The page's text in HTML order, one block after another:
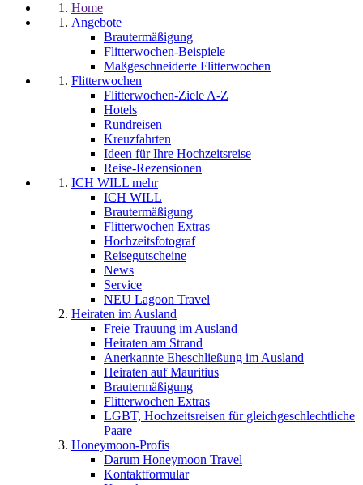
Home
Angebote
Brautermäßigung
Flitterwochen-Beispiele
Maßgeschneiderte Flitterwochen
Flitterwochen
Flitterwochen-Ziele A-Z
Hotels
Rundreisen
Kreuzfahrten
Ideen für Ihre Hochzeitsreise
Reise-Rezensionen
ICH WILL mehr
ICH WILL
Brautermäßigung
Flitterwochen Extras
Hochzeitsfotograf
Reisegutscheine
News
Service
NEU Lagoon Travel
Heiraten im Ausland
Freie Trauung im Ausland
Heiraten am Strand
Anerkannte Eheschließung im Ausland
Heiraten auf Mauritius
Brautermäßigung
Flitterwochen Extras
LGBT, Hochzeitsreisen für gleichgeschlechtliche
Paare
Honeymoon-Profis
Darum Honeymoon Travel
Kontaktformular